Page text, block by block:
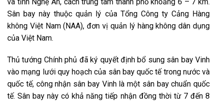
Sân bay này thuộc quản lý của Tổng Công ty Cảng Hàng
không Việt Nam (NAA), đơn vị quản lý hàng không dân dụng
của Việt Nam.
Thủ tướng Chính phủ đã ký quyết định bổ sung sân bay Vinh
vào mạng lưới quy hoạch của sân bay quốc tế trong nước và
quốc tế, công nhận sân bay Vinh là một sân bay chuẩn quốc
tế. Sân bay này có khả năng tiếp nhận đồng thời từ 7 đến 8